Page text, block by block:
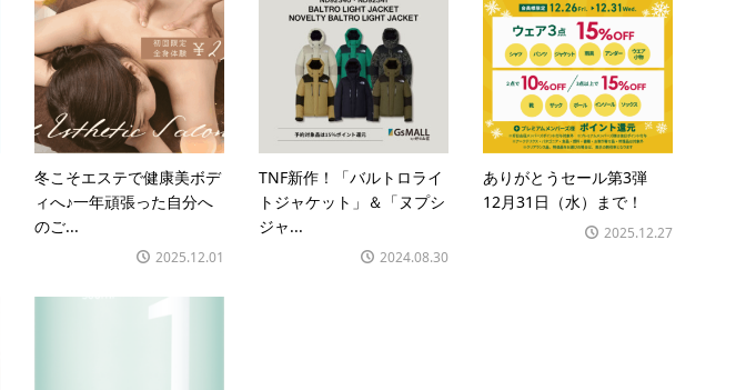
冬こそエステで健康美ボデ
ィへ♪一年頑張った自分へ
のご...
2025.12.01
TNF新作！「バルトロライ
トジャケット」＆「ヌプシ
ジャ...
2024.08.30
ありがとうセール第3弾
12月31日（水）まで！
2025.12.27